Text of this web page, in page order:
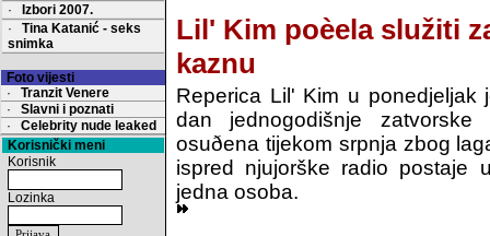
·
Izbori 2007.
· Tina Katanić - seks
snimka
Foto vijesti
· Tranzit Venere
· Slavni i poznati
· Celebrity nude leaked
Korisnički meni
Korisnik
Lozinka
Lil' Kim poèela služiti
kaznu
Reperica Lil' Kim u ponedjeljak
dan jednogodišnje
osuðena tijekom srpnja zbog
ispred njujorške radio postaje
jedna osoba.